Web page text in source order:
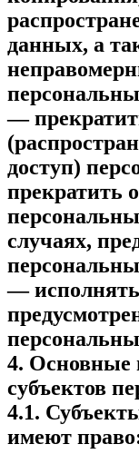
данных, а
—
доступ)
прекратить
случаях,
—
4. Основные
субъектов
4.1.
имеют